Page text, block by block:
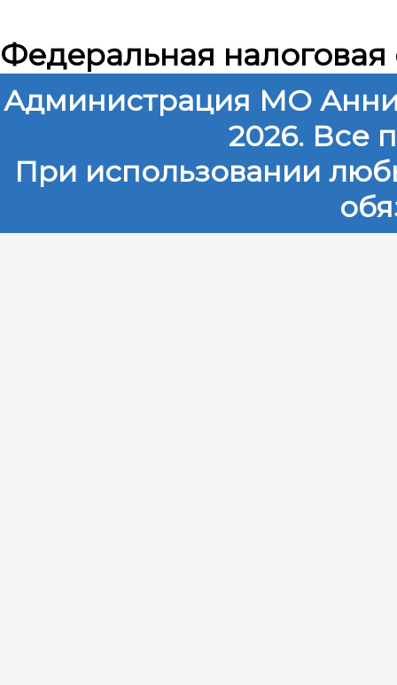
Федеральная налоговая
Администрация МО
2026. Все
При использовании